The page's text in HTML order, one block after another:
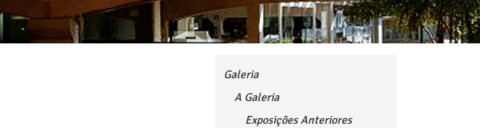
Galeria
A Galeria
Exposições Anteriores